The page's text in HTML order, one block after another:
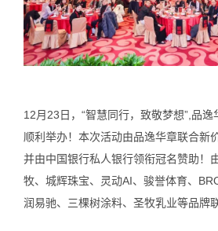
12月23日，“智慧同行，致敬梦想”,品
顺利举办！本次活动由品逸华章联合新
并由中国银行私人银行领衔冠名赞助！
牧、城辉珠宝、灵动AI、骏誉体育、
润易驰、三棵树涂料、圣牧乳业等品牌